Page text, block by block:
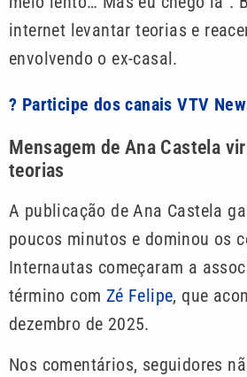
internet levantar teorias e
envolvendo o ex-casal.
? Participe dos canais VTV
Mensagem de Ana Castela
teorias
A publicação de Ana Castela
poucos minutos e dominou os
Internautas começaram a
término com Zé Felipe, que
dezembro de 2025.
Nos comentários, seguidores